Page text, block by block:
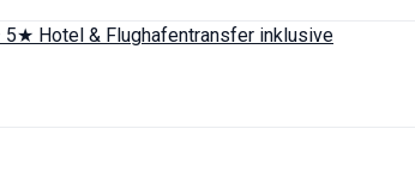
5★ Hotel & Flughafentransfer inklusive